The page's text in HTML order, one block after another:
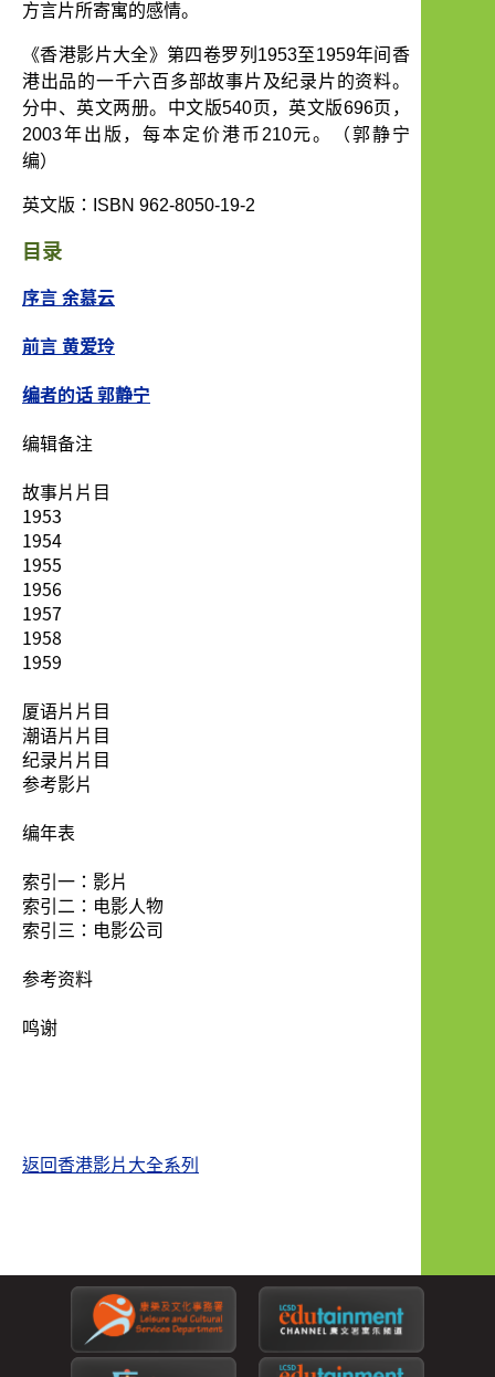
方言片所寄寓的感情。
《香港影片大全》第四卷罗列 1953至1959年间香
港出品的一千六百多部故事片及纪录片的资料。
分中、英文两册。中文版540页，英文版696页，
2003年出版，每本定价港币 210元。（郭静宁
编）
英文版： ISBN 962-8050-19-2
目录
序言 余慕云
前言 黄爱玲
编者的话 郭静宁
编辑备注
故事片片目
1953
1954
1955
1956
1957
1958
1959
厦语片片目
潮语片片目
纪录片片目
参考影片
编年表
索引一：影片
索引二：电影人物
索引三：电影公司
参考资料
鸣谢
返回香港影片大全系列